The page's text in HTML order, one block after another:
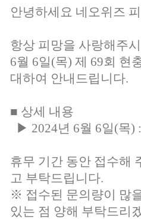
안녕하세요 네오위즈
항상 피망을 사랑해주
6월 6일(목) 제 69회 현
대하여 안내드립니다.
■ 상세 내용
▶ 2024년 6월 6일(목)
휴무 기간 동안 접수해
고 부탁드립니다.
※ 접수된 문의량이 많
있는 점 양해 부탁드리